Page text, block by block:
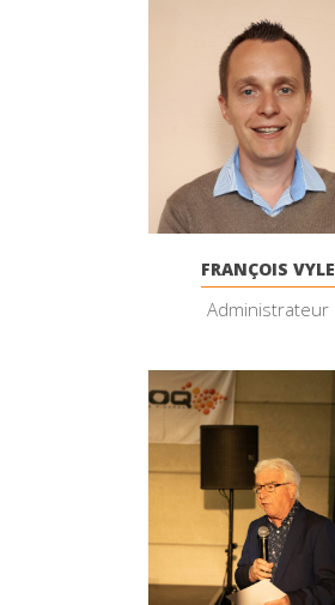
FRANÇOIS VYLE
Administrateur